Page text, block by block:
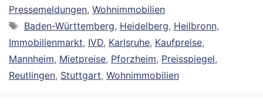
Pressemeldungen, Wohnimmobilien
Schlagwörter
Baden-Württemberg, Heidelberg, Heilbronn,
Immobilienmarkt, IVD, Karlsruhe, Kaufpreise,
Mannheim, Mietpreise, Pforzheim, Preisspiegel,
Reutlingen, Stuttgart, Wohnimmobilien